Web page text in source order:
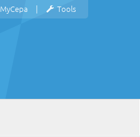
MyCepa Tools